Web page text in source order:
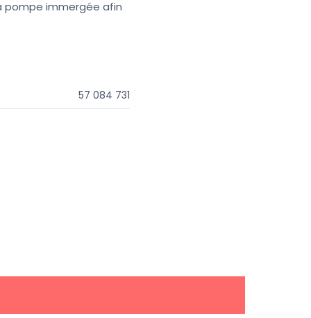
immergée afin
57 084 731